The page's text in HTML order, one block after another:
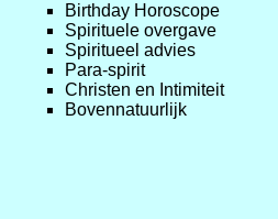
Birthday Horoscope
Spirituele overgave
Spiritueel advies
Para-spirit
Christen en Intimiteit
Bovennatuurlijk